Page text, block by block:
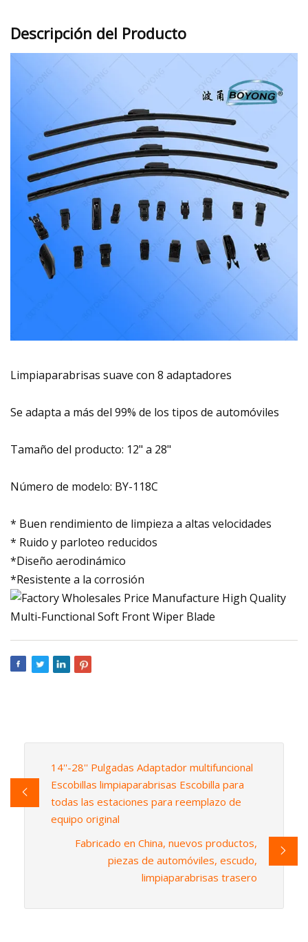
Descripción del Producto
Limpiaparabrisas suave con 8 adaptadores
Se adapta a más del 99% de los tipos de automóviles
Tamaño del producto: 12" a 28"
Número de modelo: BY-118C
* Buen rendimiento de limpieza a altas velocidades
* Ruido y parloteo reducidos
*Diseño aerodinámico
*Resistente a la corrosión
14''-28'' Pulgadas Adaptador multifuncional
Escobillas limpiaparabrisas Escobilla para
todas las estaciones para reemplazo de
equipo original
Fabricado en China, nuevos productos,
piezas de automóviles, escudo,
limpiaparabrisas trasero